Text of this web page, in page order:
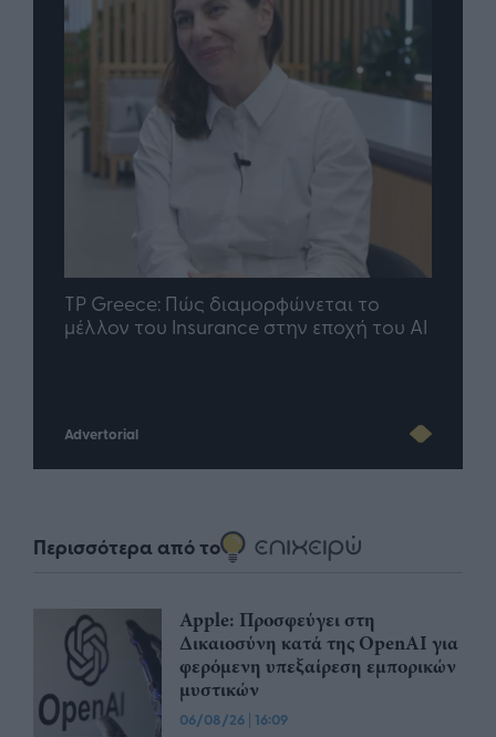
TP Greece: Πώς διαμορφώνεται το
μέλλον του Insurance στην εποχή του AI
Advertorial
Περισσότερα από το
Apple: Προσφεύγει στη
Δικαιοσύνη κατά της OpenAI για
φερόμενη υπεξαίρεση εμπορικών
μυστικών
06/08/26 | 16:09